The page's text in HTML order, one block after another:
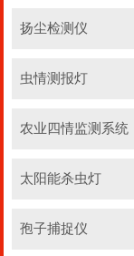
扬尘检测仪
虫情测报灯
农业四情监测系统
太阳能杀虫灯
孢子捕捉仪